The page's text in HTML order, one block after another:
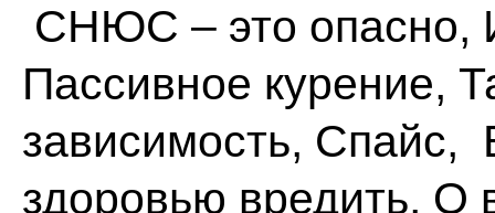
СНЮС – это опасно,
Пассивное курение,
зависимость, Спайс,
здоровью вредить, О